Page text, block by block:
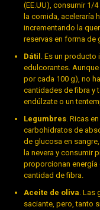
(EE.UU), consumir 1/
la comida, aceleraría
incrementando la
reservas en forma de
Dátil . Es un
edulcorantes.
por cada 100 g), no
cantidades de fibra y
endúlzate o un
Legumbres. Ricas
carbohidratos de
de glucosa en
la nevera y consumir
proporcionan energía
cantidad de fibra.
Aceite de oliva. Las
saciante, pero, tanto